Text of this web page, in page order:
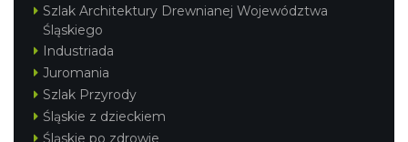
Szlak Architektury Drewnianej Województwa
Śląskiego
Industriada
Juromania
Szlak Przyrody
Śląskie z dzieckiem
Śląskie po zdrowie